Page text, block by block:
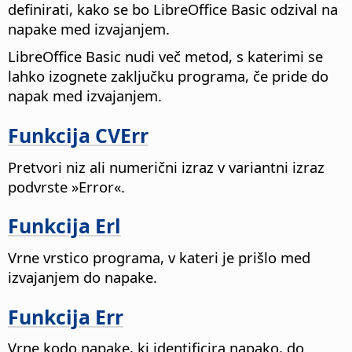
definirati, kako se bo LibreOffice Basic odzival na
napake med izvajanjem.
LibreOffice Basic nudi več metod, s katerimi se
lahko izognete zaključku programa, če pride do
napak med izvajanjem.
Funkcija CVErr
Pretvori niz ali numerični izraz v variantni izraz
podvrste »Error«.
Funkcija Erl
Vrne vrstico programa, v kateri je prišlo med
izvajanjem do napake.
Funkcija Err
Vrne kodo napake, ki identificira napako, do